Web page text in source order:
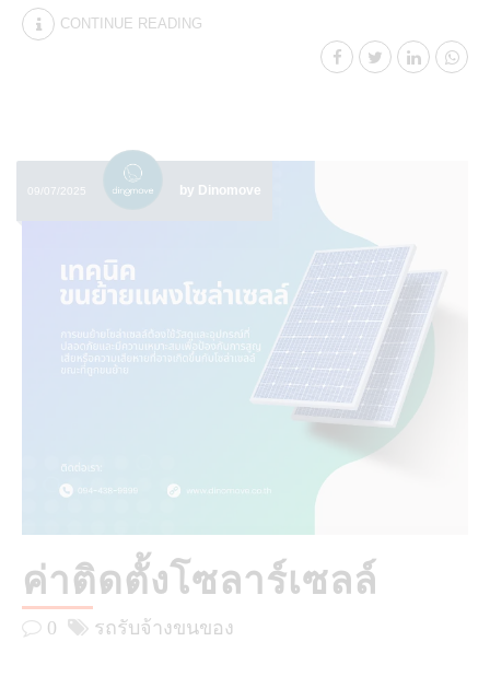
CONTINUE READING
09/07/2025 by Dinomove
ค่าติดตั้งโซลาร์เซลล์
0 รถรับจ้างขนของ